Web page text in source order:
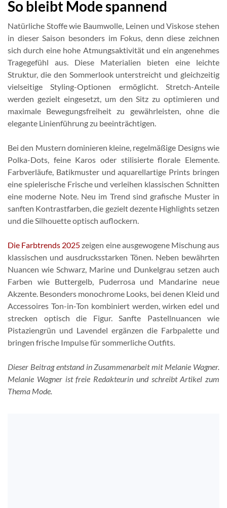
So bleibt Mode spannend
Natürliche Stoffe wie Baumwolle, Leinen und Viskose stehen
in dieser Saison besonders im Fokus, denn diese zeichnen
sich durch eine hohe Atmungsaktivität und ein angenehmes
Tragegefühl aus. Diese Materialien bieten eine leichte
Struktur, die den Sommerlook unterstreicht und gleichzeitig
vielseitige Styling-Optionen ermöglicht. Stretch-Anteile
werden gezielt eingesetzt, um den Sitz zu optimieren und
maximale Bewegungsfreiheit zu gewährleisten, ohne die
elegante Linienführung zu beeinträchtigen.
Bei den Mustern dominieren kleine, regelmäßige Designs wie
Polka-Dots, feine Karos oder stilisierte florale Elemente.
Farbverläufe, Batikmuster und aquarellartige Prints bringen
eine spielerische Frische und verleihen klassischen Schnitten
eine moderne Note. Neu im Trend sind grafische Muster in
sanften Kontrastfarben, die gezielt dezente Highlights setzen
und die Silhouette optisch auflockern.
Die Farbtrends 2025zeigen eine ausgewogene Mischung aus
klassischen und ausdrucksstarken Tönen. Neben bewährten
Nuancen wie Schwarz, Marine und Dunkelgrau setzen auch
Farben wie Buttergelb, Puderrosa und Mandarine neue
Akzente. Besonders monochrome Looks, bei denen Kleid und
Accessoires Ton-in-Ton kombiniert werden, wirken edel und
strecken optisch die Figur. Sanfte Pastellnuancen wie
Pistaziengrün und Lavendel ergänzen die Farbpalette und
bringen frische Impulse für sommerliche Outfits.
Dieser Beitrag entstand in Zusammenarbeit mit Melanie Wagner.
Melanie Wagner ist freie Redakteurin und schreibt Artikel zum
Thema Mode.